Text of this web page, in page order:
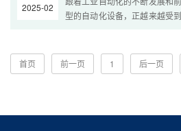
移、直....
2025-02
型的自动化设备，正越来越受
泛使用于各种工业自动化操控
原理、优点和使用等方面进行....
首页 前一页 1 后一页